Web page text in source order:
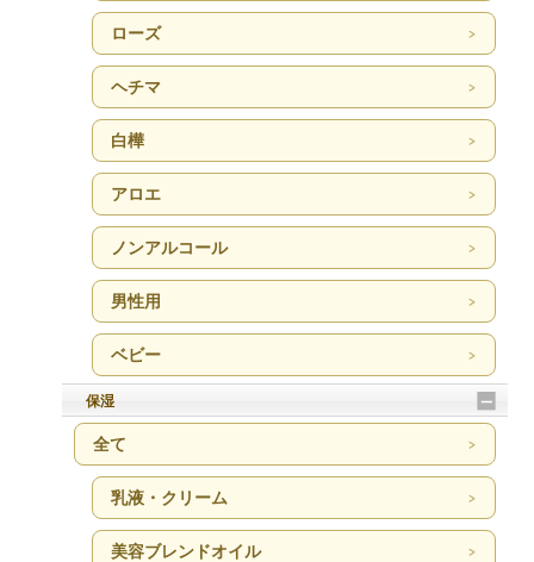
ローズ
ヘチマ
白樺
アロエ
ノンアルコール
男性用
ベビー
保湿
全て
乳液・クリーム
美容ブレンドオイル